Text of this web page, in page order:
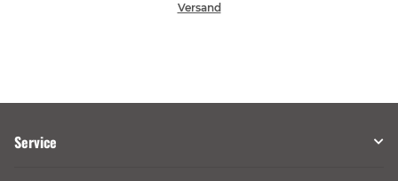
Versand
Service